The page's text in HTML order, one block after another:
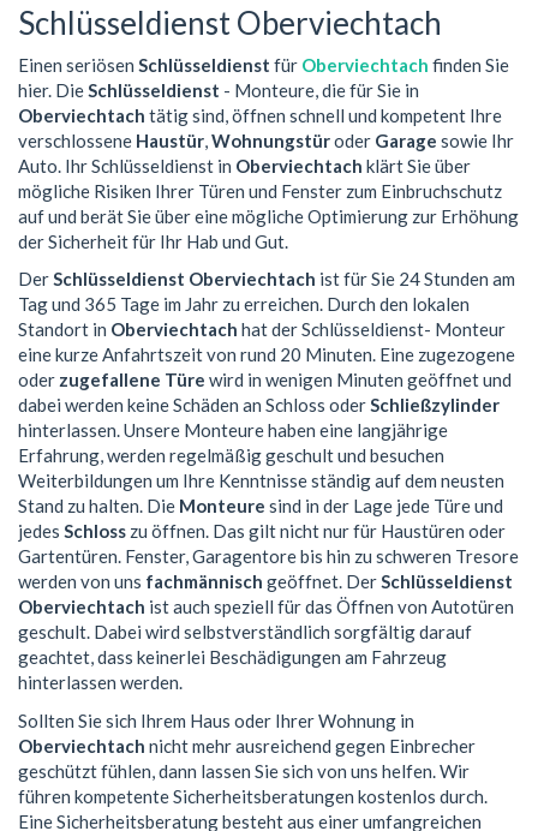
Schlüsseldienst Oberviechtach
Einen seriösen Schlüsseldienst für Oberviechtach finden Sie
hier. DieSchlüsseldienst - Monteure, die für Sie in
Oberviechtach tätig sind, öffnen schnell und kompetent Ihre
verschlossene Haustür,Wohnungstüroder Garage sowie Ihr
Auto. Ihr Schlüsseldienst in Oberviechtach klärt Sie über
mögliche Risiken Ihrer Türen und Fenster zum Einbruchschutz
auf und berät Sie über eine mögliche Optimierung zur Erhöhung
der Sicherheit für Ihr Hab und Gut.
DerSchlüsseldienst Oberviechtach ist für Sie 24 Stunden am
Tag und 365 Tage im Jahr zu erreichen. Durch den lokalen
Standort in Oberviechtach hat der Schlüsseldienst- Monteur
eine kurze Anfahrtszeit von rund 20 Minuten. Eine zugezogene
oder zugefallene Türe wird in wenigen Minuten geöffnet und
dabei werden keine Schäden an Schloss oderSchließzylinder
hinterlassen. Unsere Monteure haben eine langjährige
Erfahrung, werden regelmäßig geschult und besuchen
Weiterbildungen um Ihre Kenntnisse ständig auf dem neusten
Stand zu halten. Die Monteure sind in der Lage jede Türe und
jedes Schloss zu öffnen. Das gilt nicht nur für Haustüren oder
Gartentüren. Fenster, Garagentore bis hin zu schweren Tresore
werden von uns fachmännisch geöffnet. DerSchlüsseldienst
Oberviechtach ist auch speziell für das Öffnen von Autotüren
geschult. Dabei wird selbstverständlich sorgfältig darauf
geachtet, dass keinerlei Beschädigungen am Fahrzeug
hinterlassen werden.
Sollten Sie sich Ihrem Haus oder Ihrer Wohnung in
Oberviechtach nicht mehr ausreichend gegen Einbrecher
geschützt fühlen, dann lassen Sie sich von uns helfen. Wir
führen kompetente Sicherheitsberatungen kostenlos durch.
Eine Sicherheitsberatung besteht aus einer umfangreichen